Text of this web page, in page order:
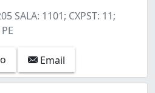
SALA: 1101; CXPST: 11;
Email